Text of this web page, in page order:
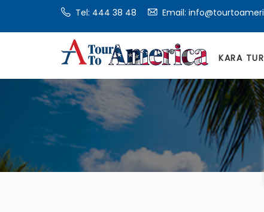
Tel: 444 38 48 Email:
KARA